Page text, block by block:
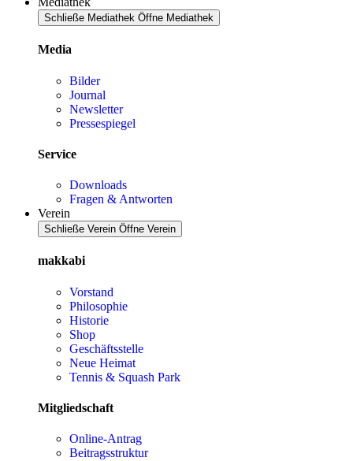
Schließe Mediathek Öffne Mediathek
Media
Bilder
Journal
Newsletter
Pressespiegel
Service
Downloads
Fragen & Antworten
Verein
Schließe Verein Öffne Verein
makkabi
Vorstand
Philosophie
Historie
Shop
Geschäftsstelle
Neue Heimat
Tennis & Squash Park
Mitgliedschaft
Online-Antrag
Beitragsstruktur